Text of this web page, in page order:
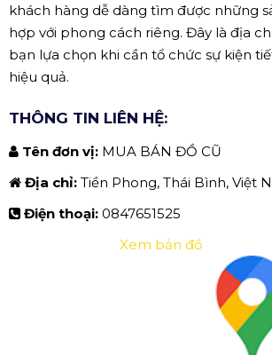
khách hàng dễ dàng tìm được những
hợp với phong cách riêng. Đây là địa
bạn lựa chọn khi cần tổ chức sự kiện
hiệu quả.
THÔNG TIN LIÊN HỆ:
Tên đơn vị: MUA BÁN ĐỒ CŨ
Địa chỉ: Tiền Phong, Thái Bình, Việt
Điện thoại: 0847651525
Xem bản đồ